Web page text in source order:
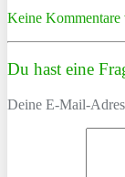
Keine Kommentare
Du hast eine
Deine E-Mail-